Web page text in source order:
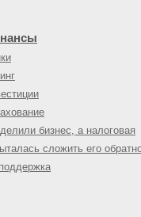
бизнес, а налоговая
сложить его